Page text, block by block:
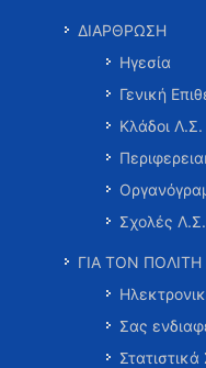
ΔΙΑΡΘΡΩΣΗ
Ηγεσία
Γενική
Κλάδοι
Σχολές
ΓΙΑ ΤΟΝ ΠΟΛΙΤΗ
Σας
Στατιστικά